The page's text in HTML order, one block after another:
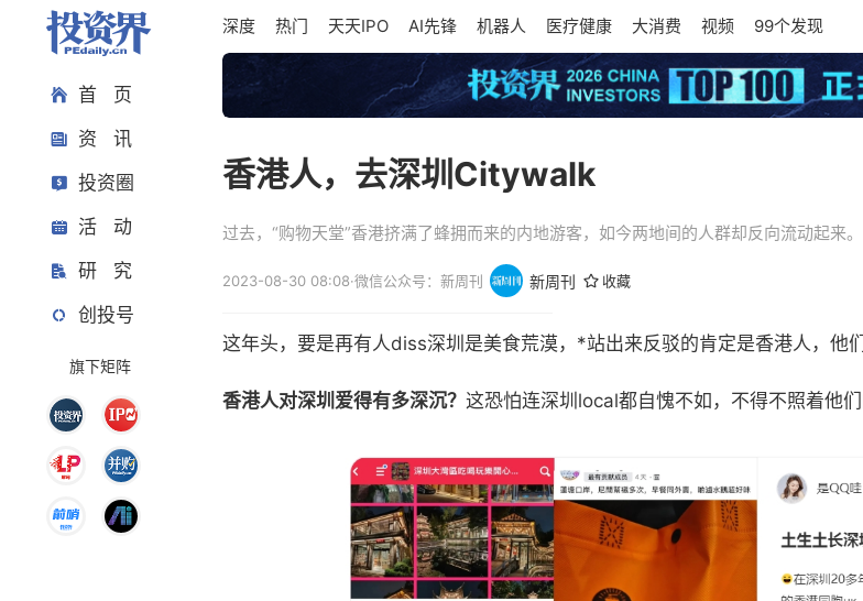
首 页
资 讯
投资圈
活 动
研 究
创投号
旗下矩阵
深度 热门 天天IPO AI先锋 机器人 医疗健康 大消费 视频 99个发现
香港人，去深圳Citywalk
过去，“购物天堂”香港挤满了蜂拥而来的内地游客，如今两地间的人群却反向流动起来。
2023-08-30 08:08·微信公众号：新周刊 新周刊 收藏
这年头，要是再有人diss深圳是美食荒漠，*站出来反驳的肯定是香港人，他
香港人对深圳爱得有多深沉？ 这恐怕连深圳local都自愧不如，不得不照着他们